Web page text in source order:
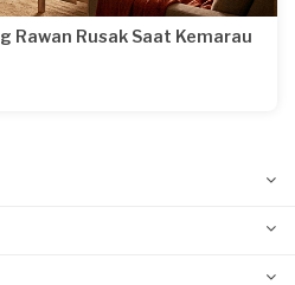
Rawan Rusak Saat Kemarau